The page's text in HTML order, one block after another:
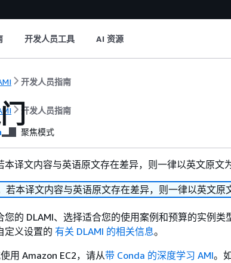
开发人员工具 AI 资源
开发人员指南
开发人员指南
聚焦模式
译文内容与英语原文存在差异，则一律以英文原文为
本译文内容与英语原文存在差异，则一律以英文原
的 DLAMI、选择适合您的使用案例和预算的实例类
定义设置的 有关 DLAMI 的相关信息。
用 Amazon EC2，请从带 Conda 的深度学习 AMI。